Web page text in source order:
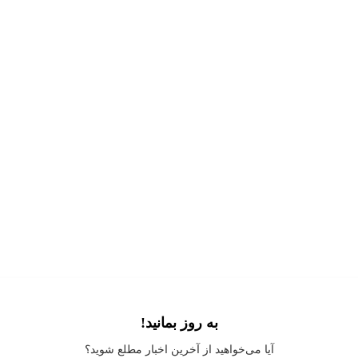
Application error: a client
-side exception has occurred while loading
به روز بمانید!
آیا می‌خواهید از آخرین اخبار مطلع شوید؟